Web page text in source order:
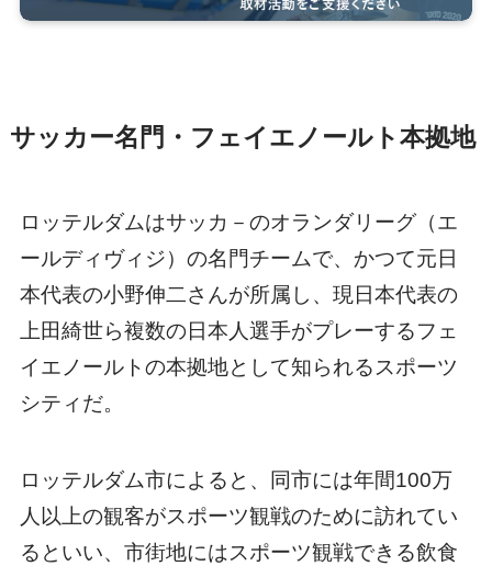
サッカー名門・フェイエノールト本拠地
ロッテルダムはサッカ－のオランダリーグ（エ
ールディヴィジ）の名門チームで、かつて元日
本代表の小野伸二さんが所属し、現日本代表の
上田綺世ら複数の日本人選手がプレーするフェ
イエノールトの本拠地として知られるスポーツ
シティだ。
ロッテルダム市によると、同市には年間100万
人以上の観客がスポーツ観戦のために訪れてい
るといい、市街地にはスポーツ観戦できる飲食